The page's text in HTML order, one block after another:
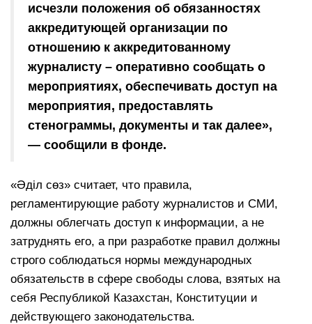
исчезли положения об обязанностях
аккредитующей организации по
отношению к аккредитованному
журналисту – оперативно сообщать о
мероприятиях, обеспечивать доступ на
мероприятия, предоставлять
стенограммы, документы и так далее»,
— сообщили в фонде.
«Әділ сөз» считает, что правила,
регламентирующие работу журналистов и СМИ,
должны облегчать доступ к информации, а не
затруднять его, а при разработке правил должны
строго соблюдаться нормы международных
обязательств в сфере свободы слова, взятых на
себя Республикой Казахстан, Конституции и
действующего законодательства.